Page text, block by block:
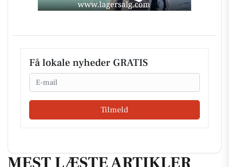
Få lokale nyheder GRATIS
Email
Tilmeld
MEST LÆSTE ARTIKLER